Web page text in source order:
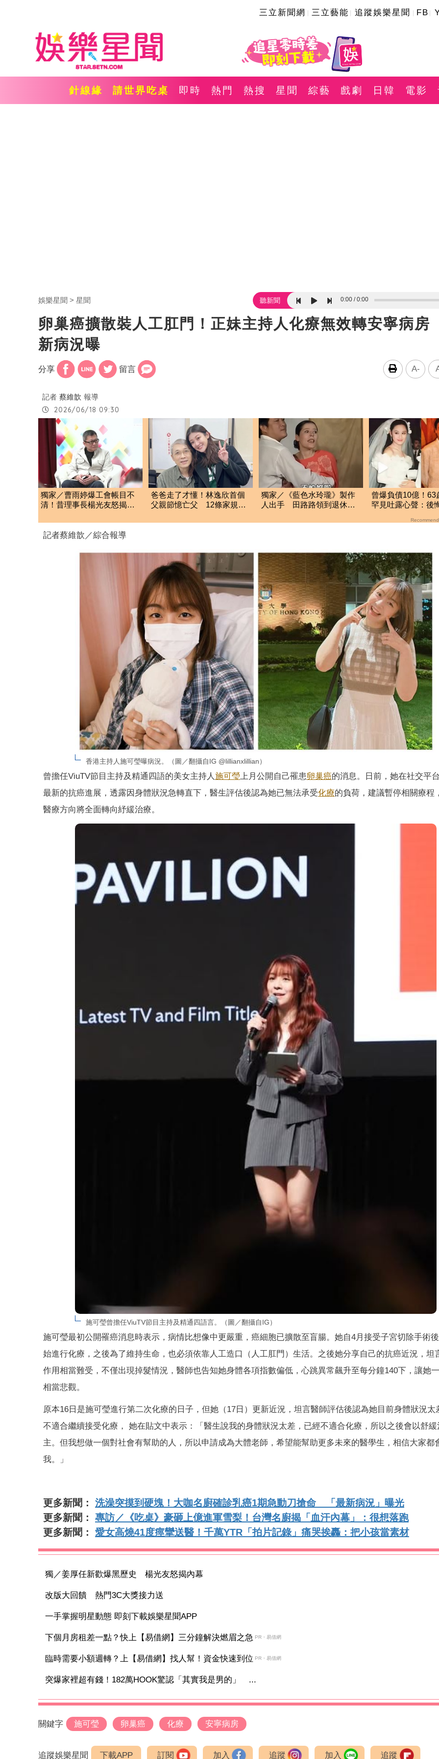
三立新聞網 三立藝能 追蹤娛樂星聞 FB
針線緣 請世界吃桌 即時 熱門 熱搜 星聞 綜藝 戲劇 日韓 電影
娛樂星聞 星聞 聽新聞 0:00 0:00
卵巢癌擴散裝人工肛門！正妹主持人化療無效轉安寧病
新病況曝
分享 留言 A-
記者 蔡維歆 報導
2026/06/18 09:30
獨家／曹雨婷爆工會帳目不
清！昔理事長楊光友怒揭金
爸爸走了才懂！林逸欣首個
父親節憶亡父 12條家規逼
獨家／《藍色水玲瓏》製作
人出手 田路路領到退休
曾爆負債10億！63
罕見吐露心聲：後
記者蔡維歆／綜合報導
香港主持人施可瑩曝病況。（圖／翻攝自IG @lillianxlillian）
曾擔任ViuTV節目主持及精通四語的美女主持人施可瑩上月公開自己罹患卵巢癌的消息。日前，她在社交平
最新的抗癌進展，透露因身體狀況急轉直下，醫生評估後認為她已無法承受化療的負荷，建議暫停相關療程
醫療方向將全面轉向紓緩治療。
施可瑩曾擔任ViuTV節目主持及精通四語言。（圖／翻攝自IG）
施可瑩最初公開罹癌消息時表示，病情比想像中更嚴重，癌細胞已擴散至盲腸。她自4月接受子宮切除手術
始進行化療，之後為了維持生命，也必須依靠人工造口（人工肛門）生活。之後她分享自己的抗癌近況，坦
作用相當難受，不僅出現掉髮情況，醫師也告知她身體各項指數偏低，心跳異常飆升至每分鐘140下，讓她
相當悲觀。
原本16日是施可瑩進行第二次化療的日子，但她（17日）更新近況，坦言醫師評估後認為她目前身體狀況太
不適合繼續接受化療， 她在貼文中表示：「醫生說我的身體狀況太差，已經不適合化療，所以之後會以舒
主。但我想做一個對社會有幫助的人，所以申請成為大體老師，希望能幫助更多未來的醫學生，相信大家都
我。」
更多新聞： 洗澡突摸到硬塊！大咖名廚確診乳癌1期急動刀搶命 「最新病況」曝光
更多新聞： 專訪／《吃桌》豪砸上億進軍雪梨！台灣名廚揭「血汗內幕」：很想落跑
更多新聞： 愛女高燒41度痙攣送醫！千萬YTR「拍片記錄」痛哭挨轟：把小孩當素材
獨／姜厚任新歡爆黑歷史 楊光友怒揭內幕
改版大回饋 熱門3C大獎接力送
一手掌握明星動態 即刻下載娛樂星聞APP
下個月房租差一點？快上【易借網】三分鐘解決燃眉之急 PR・易借網
臨時需要小額週轉？上【易借網】找人幫！資金快速到位 PR・易借網
突爆家裡超有錢！182萬HOOK驚認「其實我是男的」 ...
關鍵字 施可瑩 卵巢癌 化療 安寧病房
追蹤娛樂星聞 下載APP 訂閱 加入 追蹤 加入 追蹤